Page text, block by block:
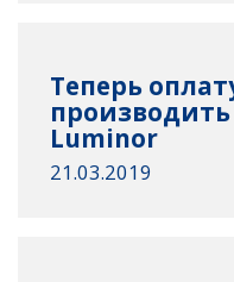
Теперь
Luminor
21.03.2019